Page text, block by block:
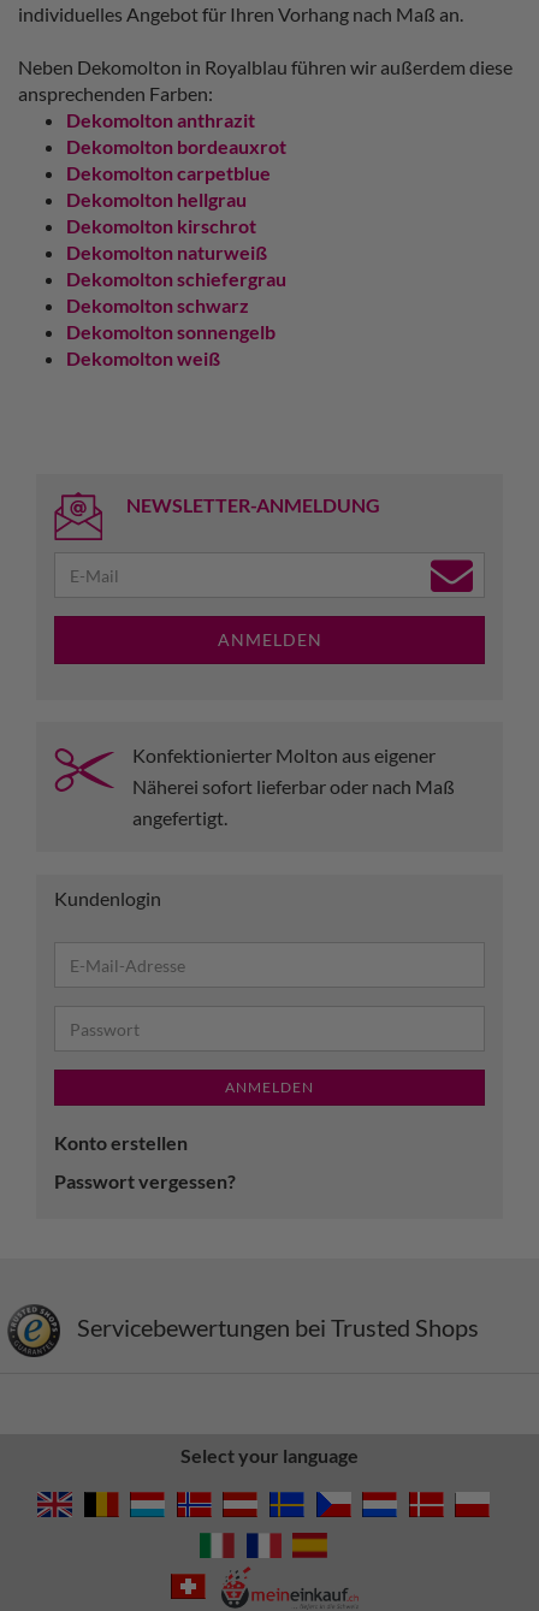
individuelles Angebot für Ihren Vorhang nach Maß an.
Neben Dekomolton in Royalblau führen wir außerdem diese
ansprechenden Farben:
Dekomolton anthrazit
Dekomolton bordeauxrot
Dekomolton carpetblue
Dekomolton hellgrau
Dekomolton kirschrot
Dekomolton naturweiß
Dekomolton schiefergrau
Dekomolton schwarz
Dekomolton sonnengelb
Dekomolton weiß
NEWSLETTER-ANMELDUNG
ANMELDEN
Konfektionierter Molton aus eigener
Näherei sofort lieferbar oder nach Maß
angefertigt.
Kundenlogin
ANMELDEN
Konto erstellen
Passwort vergessen?
Servicebewertungen bei Trusted Shops
Select your language